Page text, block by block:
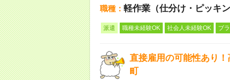
職種： 軽作業（仕分け・ピッキ
派遣 職種未経験OK 社会人未経験OK ブ
直接雇用の可能性あり
町